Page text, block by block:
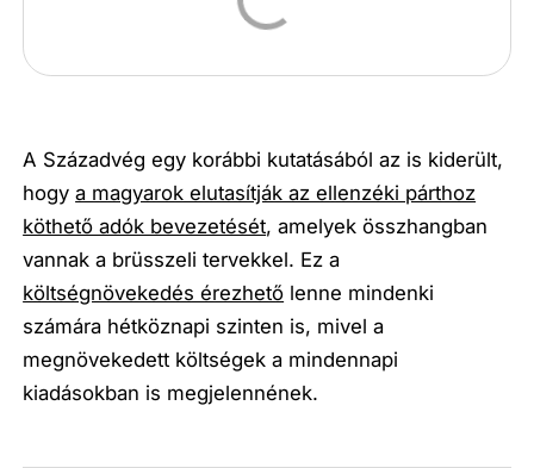
A Századvég egy korábbi kutatásából az is kiderült,
hogya magyarok elutasítják az ellenzéki párthoz
köthető adók bevezetését, amelyek összhangban
vannak a brüsszeli tervekkel. Ez a
költségnövekedés érezhető lenne mindenki
számára hétköznapi szinten is, mivel a
megnövekedett költségek a mindennapi
kiadásokban is megjelennének.